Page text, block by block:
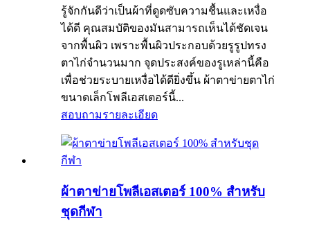
รู้จักกันดีว่าเป็นผ้าที่ดูดซับความชื้นและเหงื่อ
ได้ดี คุณสมบัติของมันสามารถเห็นได้ชัดเจน
จากพื้นผิว เพราะพื้นผิวประกอบด้วยรูรูปทรง
ตาไก่จำนวนมาก จุดประสงค์ของรูเหล่านี้คือ
เพื่อช่วยระบายเหงื่อได้ดียิ่งขึ้น ผ้าตาข่ายตาไก่
ขนาดเล็กโพลีเอสเตอร์นี้...
สอบถามรายละเอียด
ผ้าตาข่ายโพลีเอสเตอร์ 100% สำหรับ
ชุดกีฬา